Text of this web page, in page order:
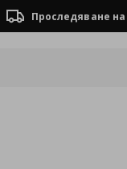
Проследяване